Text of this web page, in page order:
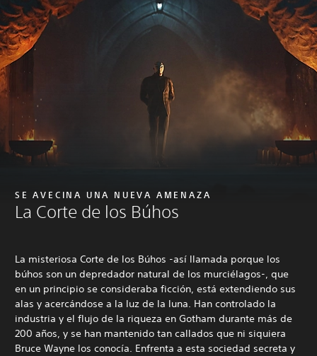
SE AVECINA UNA NUEVA AMENAZA
La Corte de los Búhos
La misteriosa Corte de los Búhos -así llamada porque los
búhos son un depredador natural de los murciélagos-, que
en un principio se consideraba ficción, está extendiendo sus
alas y acercándose a la luz de la luna. Han controlado la
industria y el flujo de la riqueza en Gotham durante más de
200 años, y se han mantenido tan callados que ni siquiera
Bruce Wayne los conocía. Enfrenta a esta sociedad secreta y